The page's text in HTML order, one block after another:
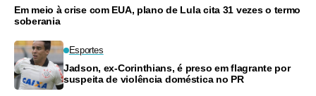
Em meio à crise com EUA, plano de Lula cita 31 vezes o termo
soberania
Esportes
Jadson, ex-Corinthians, é preso em flagrante por
suspeita de violência doméstica no PR